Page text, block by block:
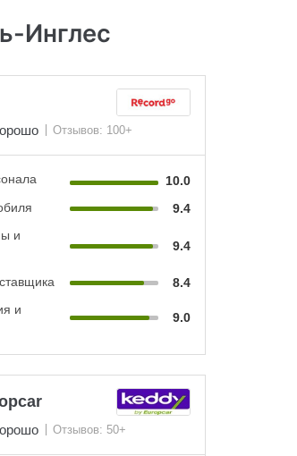
Инглес
Отзывов: 100+
10.0
9.4
и
9.4
8.4
и
9.0
Отзывов: 50+